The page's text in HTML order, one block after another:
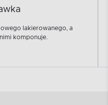
lakierowanego, a
komponuje.